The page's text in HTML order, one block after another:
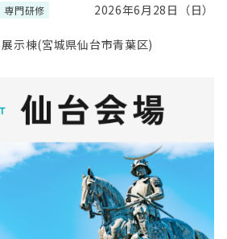
専門研修 2026年6月28日（日）
示棟(宮城県仙台市青葉区)